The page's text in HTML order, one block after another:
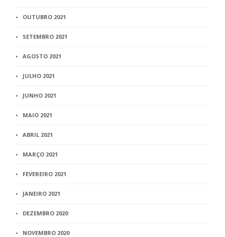
OUTUBRO 2021
SETEMBRO 2021
AGOSTO 2021
JULHO 2021
JUNHO 2021
MAIO 2021
ABRIL 2021
MARÇO 2021
FEVEREIRO 2021
JANEIRO 2021
DEZEMBRO 2020
NOVEMBRO 2020